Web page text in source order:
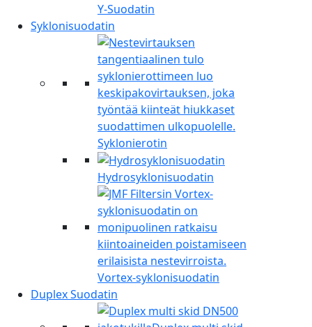
Y-Suodatin
Syklonisuodatin
Syklonierotin
Hydrosyklonisuodatin
Vortex-syklonisuodatin
Duplex Suodatin